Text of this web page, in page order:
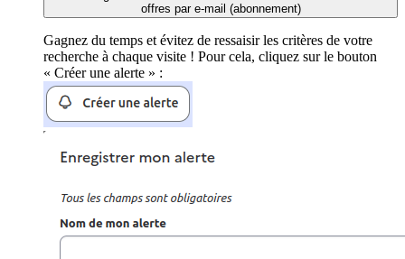
offres par e-mail (abonnement)
Gagnez du temps et évitez de ressaisir les critères de votre
recherche à chaque visite ! Pour cela, cliquez sur le bouton
« Créer une alerte » :